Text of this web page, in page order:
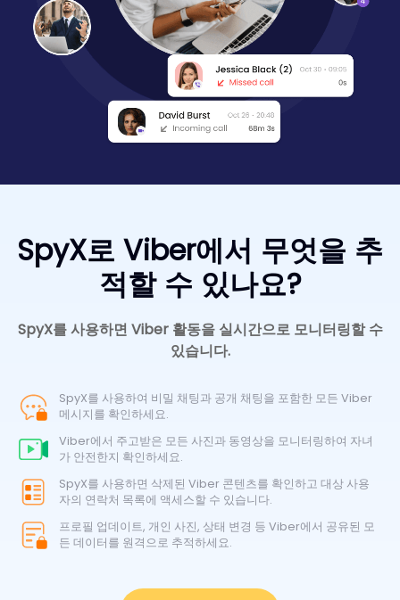
SpyX를 사용하여 비밀 채팅과 공개 채팅을 포함한 모든 Viber
메시지를 확인하세요.
Viber에서 주고받은 모든 사진과 동영상을 모니터링하여 자녀
가 안전한지 확인하세요.
SpyX를 사용하면 삭제된 Viber 콘텐츠를 확인하고 대상 사용
자의 연락처 목록에 액세스할 수 있습니다.
프로필 업데이트, 개인 사진, 상태 변경 등 Viber에서 공유된 모
든 데이터를 원격으로 추적하세요.
SpyX로 Viber에서 무엇을 추
적할 수 있나요?
SpyX를 사용하면 Viber 활동을 실시간으로 모니터링할 수
있습니다.